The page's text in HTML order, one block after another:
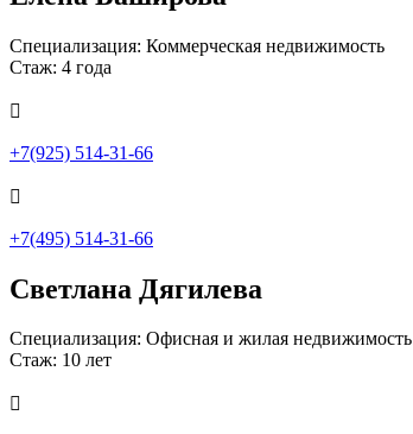
Специализация: Коммерческая недвижимость
Стаж: 4 года

+7(925) 514-31-66

+7(495) 514-31-66
Светлана Дягилева
Специализация: Офисная и жилая недвижимость
Стаж: 10 лет
